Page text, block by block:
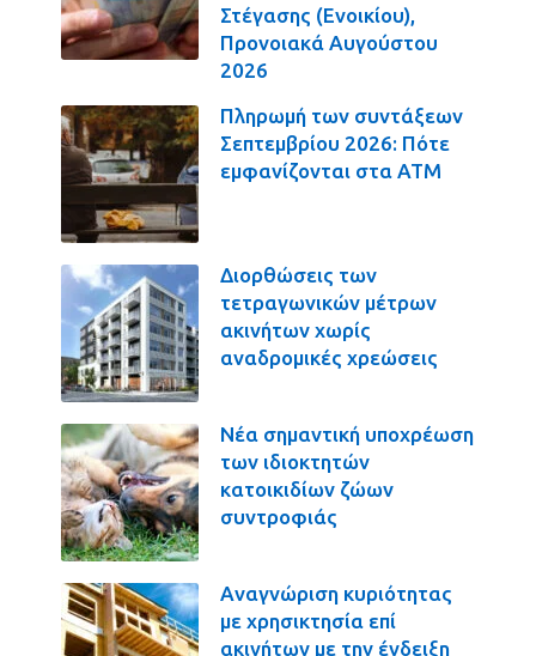
Στέγασης (Ενοικίου),
Προνοιακά Αυγούστου
2026
Πληρωμή των συντάξεων
Σεπτεμβρίου 2026: Πότε
εμφανίζονται στα ΑΤΜ
Διορθώσεις των
τετραγωνικών μέτρων
ακινήτων χωρίς
αναδρομικές χρεώσεις
Νέα σημαντική υποχρέωση
των ιδιοκτητών
κατοικιδίων ζώων
συντροφιάς
Αναγνώριση κυριότητας
με χρησικτησία επί
ακινήτων με την ένδειξη